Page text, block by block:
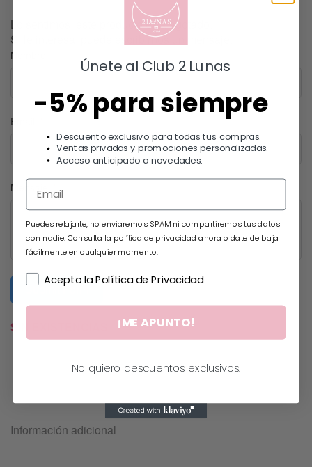
Lo sentimos, este producto esta agotado.
Si le interesa, puede escribirnos un mensaje.
Nombre
Email
Mensaje
Submit Form
SIN EXISTENCIAS
Información adicional
Únete al Club 2 Lunas
-5% para siempre
Descuento exclusivo para todas tus compras.
Ventas privadas y promociones personalizadas.
Acceso anticipado a novedades.
Puedes relajarte, no enviaremos SPAM ni compartiremos tus datos
con nadie. Consulta la política de privacidad ahora o date de baja
fácilmente en cualquier momento.
Acepto la Política de Privacidad
¡ME APUNTO!
No quiero descuentos exclusivos.